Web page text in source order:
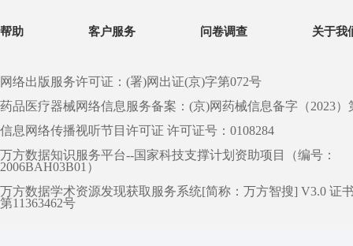
帮助 客户服务 问卷调查 关于我
网络出版服务许可证：(署)网出证(京)字第072号
药品医疗器械网络信息服务备案：(京)网药械信息备字（2023）
信息网络传播视听节目许可证 许可证号：0108284
万方数据知识服务平台--国家科技支撑计划资助项目（编号：
2006BAH03B01）
万方数据学术资源发现获取服务系统[简称：万方智搜] V3.0 证
第11363462号